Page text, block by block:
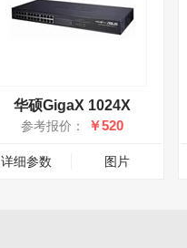
华硕GigaX 1024X
参考报价： ￥520
详细参数 图片